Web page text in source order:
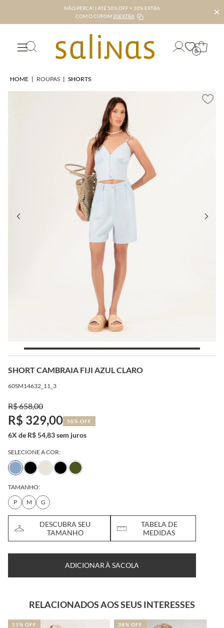
NÃO PERCA! | ATÉ 50% OFF + 20% EXTRA
COM O CUPOM 20EXTRA ✕
0
HOME | ROUPAS | SHORTS
SHORT CAMBRAIA FIJI AZUL CLARO
60SM14632_11_3
R$ 658,00
R$ 329,00 50% OFF
6X de R$ 54,83 sem juros
SELECIONE A COR:
TAMANHO:
P
M G
DESCUBRA SEU
TAMANHO
TABELA DE
MEDIDAS
ADICIONAR À SACOLA
RELACIONADOS AOS SEUS INTERESSES
51% OFF 38% OFF